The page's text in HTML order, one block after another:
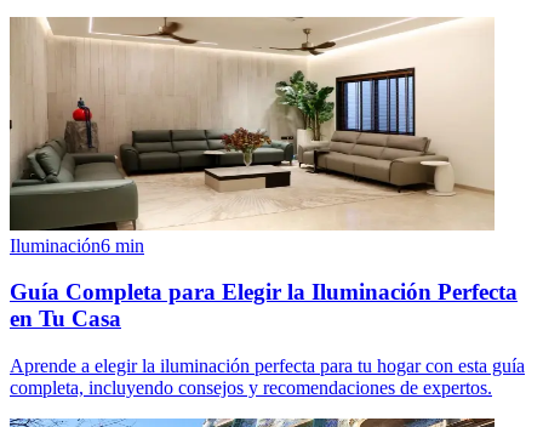
Iluminación6 min
Guía Completa para Elegir la Iluminación Perfecta
en Tu Casa
Aprende a elegir la iluminación perfecta para tu hogar con esta guía
completa, incluyendo consejos y recomendaciones de expertos.